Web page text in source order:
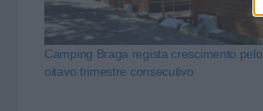
Camping Braga regista crescimento pelo
oitavo trimestre consecutivo